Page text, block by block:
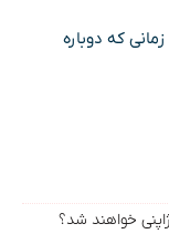
که دوباره
خواهند شد؟